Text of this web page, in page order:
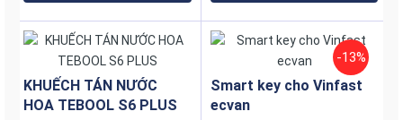
KHUẾCH TÁN NƯỚC
HOA TEBOOL S6 PLUS
-13%
Smart key cho Vinfast
ecvan